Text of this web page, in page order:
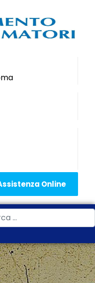
Online